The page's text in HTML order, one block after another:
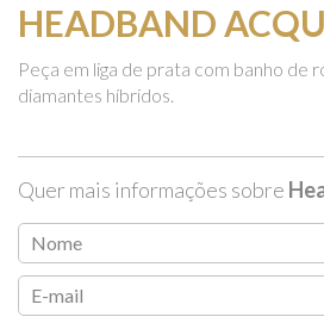
HEADBAND
Peça em liga de prata com banho de
diamantes híbridos.
Quer mais informações sobre